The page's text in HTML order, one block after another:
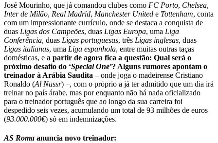
José Mourinho, que já comandou clubes como FC Porto, Chelsea,
Inter de Milão, Real Madrid, Manchester United e Tottenham, conta
com um impressionante currículo, onde se destaca a conquista de
duas Ligas dos Campeões, duas Ligas Europa, uma Liga
Conferência, duas Ligas portuguesas, três Ligas inglesas, duas
Ligas italianas, uma Liga espanhola, entre muitas outras taças
domésticas, e a partir de agora fica a questão: Qual será o
próximo desafio do ‘Special One’? Alguns rumores apontam o
treinador à Arábia Saudita – onde joga o madeirense Cristiano
Ronaldo (Al Nassr) –, com o próprio a já ter admitido que um dia irá
treinar no país árabe, mas por enquanto não há nada oficializado
para o treinador português que ao longo da sua carreira foi
despedido seis vezes, acumulando um total de 93 milhões de euros
(93.000.000€) só em indemnizações.
AS Roma anuncia novo treinador: